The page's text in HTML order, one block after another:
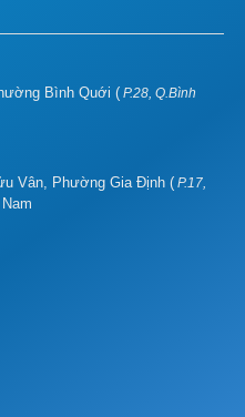
năm mới
để bàn
Bình Quới ( P.28, Q.Bình
Vân, Phường Gia Định ( P.17,